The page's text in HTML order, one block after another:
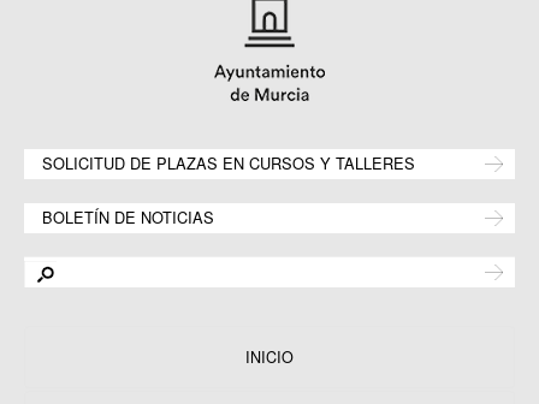
SOLICITUD DE PLAZAS EN CURSOS Y TALLERES
BOLETÍN DE NOTICIAS
INICIO